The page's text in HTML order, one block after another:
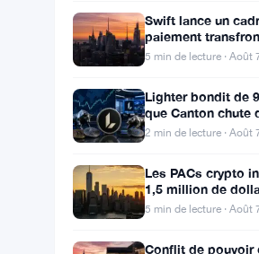
Les détenteurs de
280 millions via
emprunter des
5 min de lecture · Août
Swift lance un
Bank of America et
5 min de lecture · Août